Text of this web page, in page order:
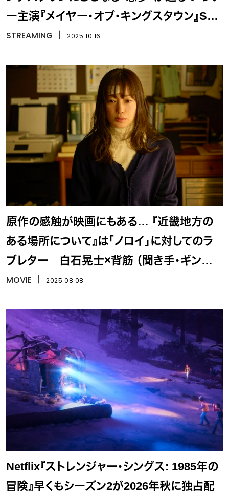
ー主演『メイヤー・オブ・キングスタウン』S4
予告編
STREAMING 2025.10.16
原作の感触が映画にもある… 『近畿地方の
ある場所について』は「ノロイ」に対してのラ
ブレター 白石晃士×背筋 （聞き手・ギンティ
小林）
MOVIE 2025.08.08
Netflix『ストレンジャー・シングス: 1985年の
冒険』早くもシーズン2が2026年秋に独占配